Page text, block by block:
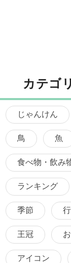
カテゴ
じゃんけん
鳥 魚
食べ物・飲み
ランキング
季節
王冠
アイコン